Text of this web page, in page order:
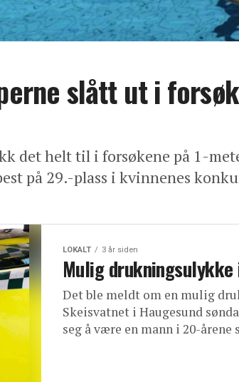
slått ut i
det helt til i forsøkene på 1-
på 29.-plass i kvinnenes
LOKALT 3 år siden
Mulig drukningsulykke
Det ble meldt om en mulig
Skeisvatnet i Haugesund
seg å være en mann i 20-årene